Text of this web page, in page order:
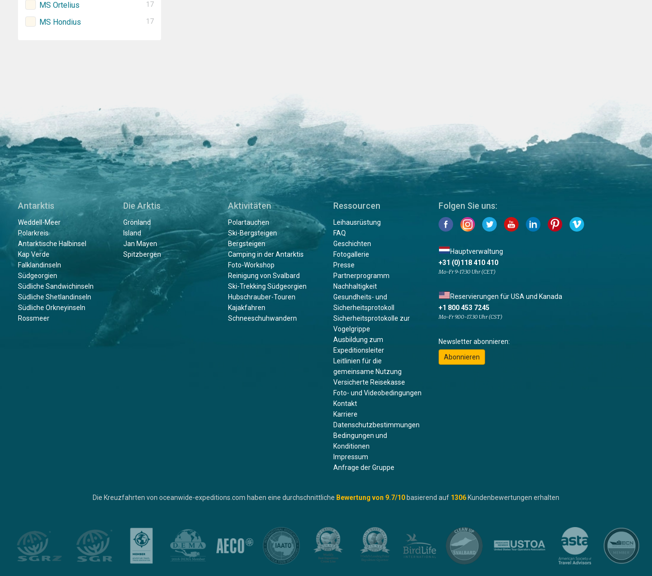
MS Ortelius 17
MS Hondius 17
Antarktis
Weddell-Meer
Polarkreis
Antarktische Halbinsel
Kap Verde
Falklandinseln
Südgeorgien
Südliche Sandwichinseln
Südliche Shetlandinseln
Südliche Orkneyinseln
Rossmeer
Die Arktis
Grönland
Island
Jan Mayen
Spitzbergen
Aktivitäten
Polartauchen
Ski-Bergsteigen
Bergsteigen
Camping in der Antarktis
Foto-Workshop
Reinigung von Svalbard
Ski-Trekking Südgeorgien
Hubschrauber-Touren
Kajakfahren
Schneeschuhwandern
Ressourcen
Leihausrüstung
FAQ
Geschichten
Fotogallerie
Presse
Partnerprogramm
Nachhaltigkeit
Gesundheits- und
Sicherheitsprotokoll
Sicherheitsprotokolle zur
Vogelgrippe
Ausbildung zum
Expeditionsleiter
Leitlinien für die
gemeinsame Nutzung
Versicherte Reisekasse
Foto- und Videobedingungen
Kontakt
Karriere
Datenschutzbestimmungen
Bedingungen und
Konditionen
Impressum
Anfrage der Gruppe
Folgen Sie uns:
Hauptverwaltung
+31 (0)118 410 410
Mo-Fr 9-17:30 Uhr (CET)
Reservierungen für USA und Kanada
+1 800 453 7245
Mo-Fr 9.00-17.30 Uhr (CST)
Newsletter abonnieren:
Abonnieren
Die Kreuzfahrten von oceanwide-expeditions.com haben eine durchschnittliche Bewertung von 9.7/10 basierend auf 1306 Kundenbewertungen erhalten